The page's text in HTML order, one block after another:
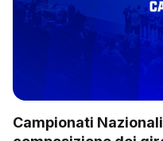
Campionati